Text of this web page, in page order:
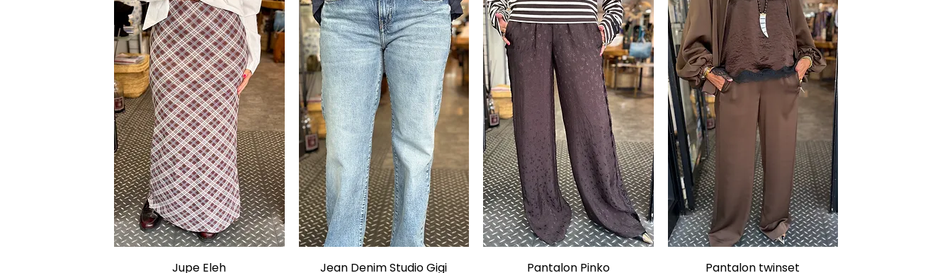
Быстрый просмотр
Jupe Eleh
Быстрый просмотр
Jean Denim Studio Gigi
Быстрый просмотр
Pantalon Pinko
Быстрый просмотр
Pantalon twinset